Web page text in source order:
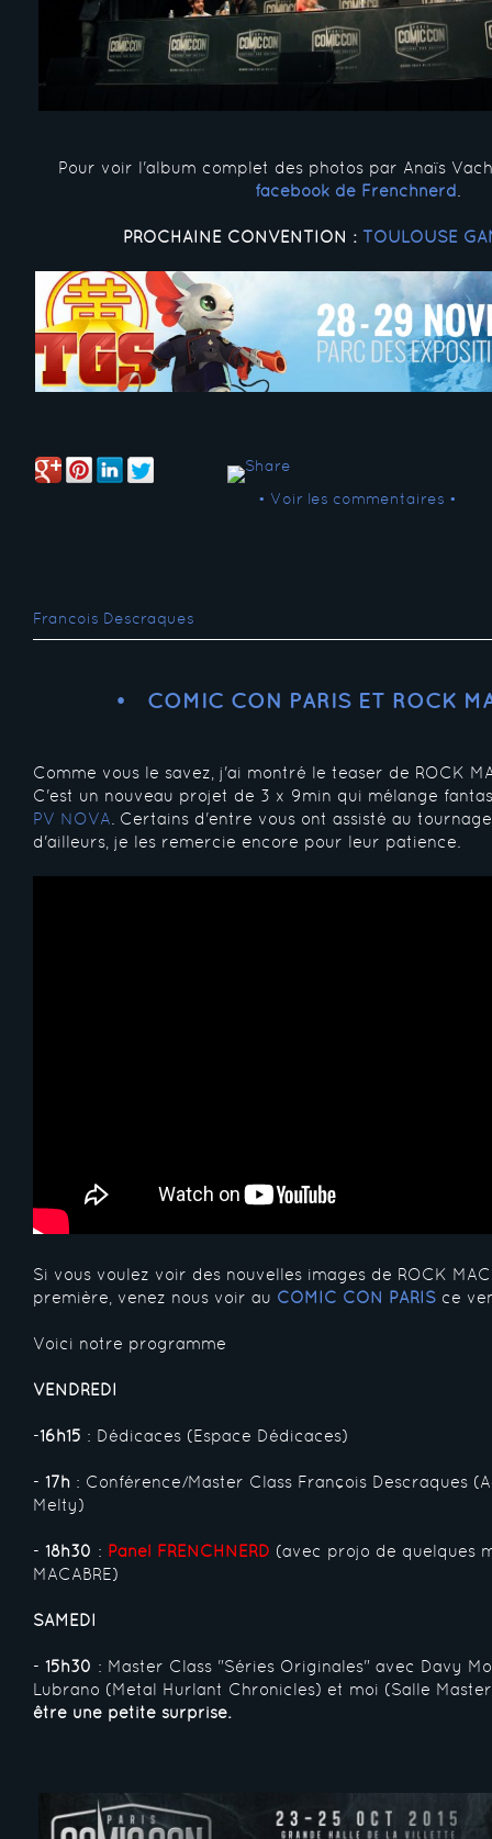
Pour voir l'album complet des photos par Anaïs
facebook de Frenchnerd
PROCHAINE CONVENTION : TOULOUSE
• Voir les commentaires •
Francois Descraques
COMIC CON PARIS ET ROCK
Comme vous le savez, j'ai montré le teaser de ROCK
C'est un nouveau projet de 3 x 9min qui mélange
PV NOVA . Certains d'entre vous ont assisté au
d'ailleurs, je les remercie encore pour leur patience.
Si vous voulez voir des nouvelles images de ROCK
première, venez nous voir au COMIC CON PARIS ce
Voici notre programme
VENDREDI
-16h15 : Dédicaces (Espace Dédicaces)
- 17h : Conférence/Master Class François Descraques
Melty)
- 18h30 : Panel FRENCHNERD (avec projo de quelques
MACABRE)
SAMEDI
- 15h30 : Master Class "Séries Originales" avec Davy
Lubrano (Metal Hurlant Chronicles) et moi (Salle
être une petite surprise.